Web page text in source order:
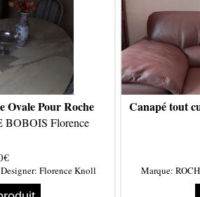
Ovale Pour Roche
BOBOIS Florence
Designer: Florence Knoll
Canapé tout
Marque: